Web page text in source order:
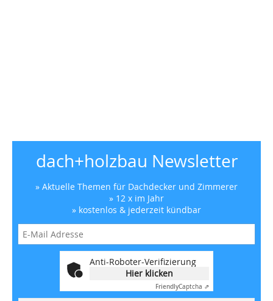
dach+holzbau Newsletter
» Aktuelle Themen für Dachdecker und Zimmerer
» 12 x im Jahr
» kostenlos & jederzeit kündbar
Anti-Roboter-Verifizierung
Hier klicken
FriendlyCaptcha ⇗